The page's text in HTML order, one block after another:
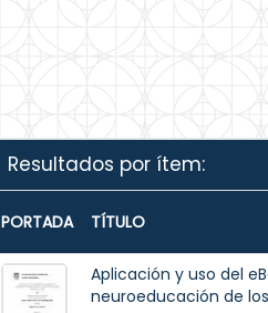
Resultados por ítem:
PORTADA TÍTULO
Aplicación y uso del
neuroeducación de